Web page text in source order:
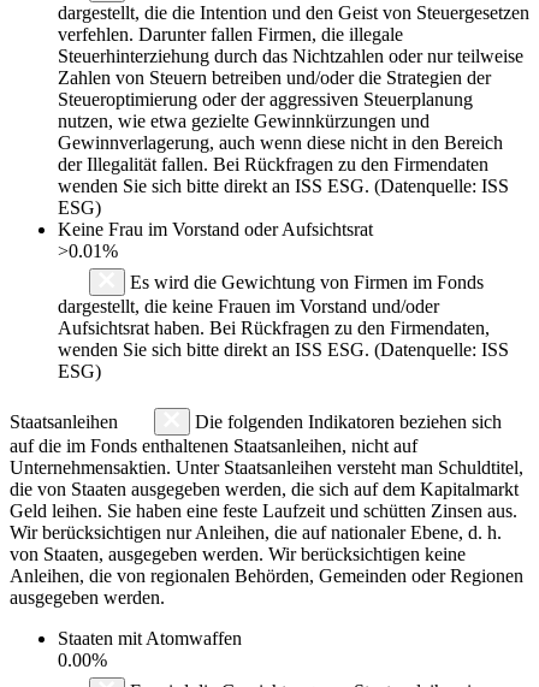
dargestellt, die die Intention und den Geist von Steuergesetzen
verfehlen. Darunter fallen Firmen, die illegale
Steuerhinterziehung durch das Nichtzahlen oder nur teilweise
Zahlen von Steuern betreiben und/oder die Strategien der
Steueroptimierung oder der aggressiven Steuerplanung
nutzen, wie etwa gezielte Gewinnkürzungen und
Gewinnverlagerung, auch wenn diese nicht in den Bereich
der Illegalität fallen. Bei Rückfragen zu den Firmendaten
wenden Sie sich bitte direkt an ISS ESG. (Datenquelle: ISS
ESG)
Keine Frau im Vorstand oder Aufsichtsrat
>0.01%
Es wird die Gewichtung von Firmen im Fonds
dargestellt, die keine Frauen im Vorstand und/oder
Aufsichtsrat haben. Bei Rückfragen zu den Firmendaten,
wenden Sie sich bitte direkt an ISS ESG. (Datenquelle: ISS
ESG)
Staatsanleihen
Die folgenden Indikatoren beziehen sich
auf die im Fonds enthaltenen Staatsanleihen, nicht auf
Unternehmensaktien. Unter Staatsanleihen versteht man Schuldtitel,
die von Staaten ausgegeben werden, die sich auf dem Kapitalmarkt
Geld leihen. Sie haben eine feste Laufzeit und schütten Zinsen aus.
Wir berücksichtigen nur Anleihen, die auf nationaler Ebene, d. h.
von Staaten, ausgegeben werden. Wir berücksichtigen keine
Anleihen, die von regionalen Behörden, Gemeinden oder Regionen
ausgegeben werden.
Staaten mit Atomwaffen
0.00%